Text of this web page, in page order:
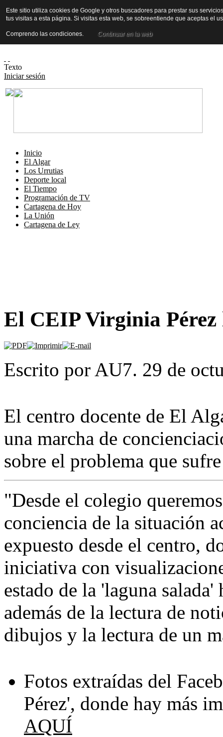
Texto
Iniciar sesión
Inicio
El Algar
Los Urrutias
Deporte local
El Tiempo
Programación de TV
Cartagena de Hoy
La Unión
Cartagena de Ley
El CEIP Virginia
Escrito por AU7. 29 de
El centro docente de El
una marcha de
sobre el problema que
"Desde el colegio
conciencia de la situación
expuesto desde el centro,
iniciativa con
estado de la 'laguna
además de la lectura de
dibujos y la lectura de un
Fotos extraídas del
Pérez', donde hay más
AQUÍ
Este sitio utiliza cookies de Google y otros buscadores para prestar sus
tus visitas a esta página. Si visitas esta web, se sobreentiende que aceptas el
Comprendo las condiciones. Continuar en la web